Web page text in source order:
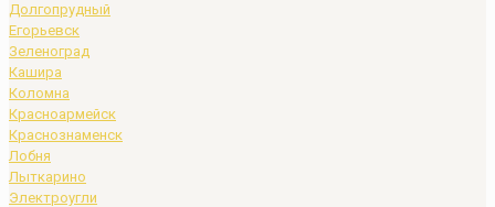
Долгопрудный
Егорьевск
Зеленоград
Кашира
Коломна
Красноармейск
Краснознаменск
Лобня
Лыткарино
Электроугли